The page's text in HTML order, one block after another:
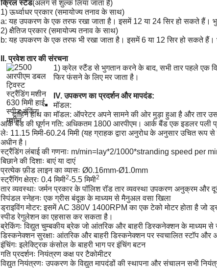
क्रिल स्टैंड(अलग से शुल्क लिया जाता है)
1) ऊर्ध्वाधर प्रकार (समायोज्य तनाव के साथ)
a: यह उपकरण के एक तरफ रखा जाता है। इसमें 12 या 24 सिर हो सकते हैं।
2) क्षैतिज प्रकार (समायोज्य तनाव के साथ)
b: यह उपकरण के एक तरफ भी रखा जाता है। इसमें 6 या 12 सिर हो सकते हैं।
II. प्रवेश तार की संरचना
1) क्रेल स्टैंड से भुगतान करने के बाद, सभी तार पहले एक
फिर फंसने के लिए मर जाता है।
IV. उपकरण का प्रदर्शन और मापदंड:
मॉडल:
दाहिने हाथ का मॉडल: ऑपरेटर अपने सामने की ओर मुड़ा हुआ है और तार
आर्क बैंड की घूर्णन गति: अधिकतम 1800 आरपीएम। आर्क बैंड एक इडलर पली
लेः 11.15 मिमी-60.24 मिमी (यह ग्राहक द्वारा अनुरोध के अनुसार उचित रूप
अधीन है।
स्ट्रैंडिंग लंबाई की गणनाः m/min=lay*2/1000*stranding speed per
बिछाने की दिशाः बाएं या दाएं
प्रत्येक फ़ीड लाइन का व्यासः Ø0.16mm-Ø1.0mm
स्ट्रैंगिंग क्षेत्रः 0.4 मिमी2-5.5 मिमी2
तार व्यवस्थाः जर्मन प्रकार के पॉलिश रॉड तार व्यवस्था उपकरण अनुक्रम
स्पिंडल स्नेहनः एक ग्रीस बंदूक के माध्यम से मैनुअल वसा खिला
ड्राइविंग मोटर: इसमें AC 380V 1400RPM का एक टेको मोटर होता है जो
स्पीड रेगुलेशन का एहसास कर सकता है।
ब्रेकिंगः विद्युत चुम्बकीय ब्रेक जो आंतरिक और बाहरी डिस्कनेक्शन के माध्यम
डिस्कनेक्शन सुरक्षाः आंतरिक और बाहरी डिस्कनेक्शन पर स्वचालित स्टॉप और
इंचिंगः इलेक्ट्रिक कंसोल के बाहरी भाग पर इंचिंग बटन
गति प्रदर्शनः नियंत्रण कक्ष पर टैकोमीटर
विद्युत नियंत्रणः उपकरण के विद्युत मापदंडों की स्थापना और संचालन सभी